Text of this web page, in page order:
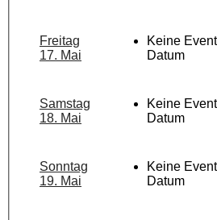
Freitag
17. Mai
Keine
Datum
Samstag
18. Mai
Keine
Datum
Sonntag
19. Mai
Keine
Datum